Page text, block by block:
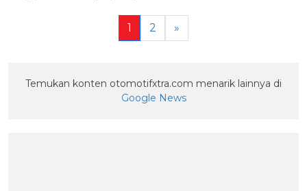
1 2 »
Temukan konten otomotifxtra.com menarik lainnya di
Google News